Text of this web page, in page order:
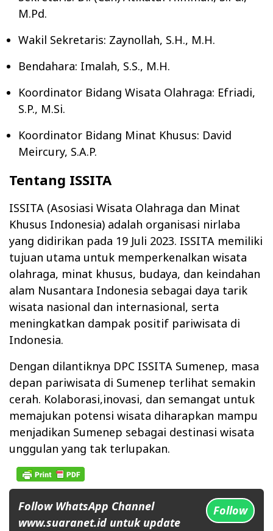
M.Pd.
Wakil Sekretaris: Zaynollah, S.H., M.H.
Bendahara: Imalah, S.S., M.H.
Koordinator Bidang Wisata Olahraga: Efriadi,
S.P., M.Si.
Koordinator Bidang Minat Khusus: David
Meircury, S.A.P.
Tentang ISSITA
ISSITA (Asosiasi Wisata Olahraga dan Minat
Khusus Indonesia) adalah organisasi nirlaba
yang didirikan pada 19 Juli 2023. ISSITA memiliki
tujuan utama untuk memperkenalkan wisata
olahraga, minat khusus, budaya, dan keindahan
alam Nusantara Indonesia sebagai daya tarik
wisata nasional dan internasional, serta
meningkatkan dampak positif pariwisata di
Indonesia.
Dengan dilantiknya DPC ISSITA Sumenep, masa
depan pariwisata di Sumenep terlihat semakin
cerah. Kolaborasi,inovasi, dan semangat untuk
memajukan potensi wisata diharapkan mampu
menjadikan Sumenep sebagai destinasi wisata
unggulan yang tak terlupakan.
Follow WhatsApp Channel
www.suaranet.id untuk update
Follow